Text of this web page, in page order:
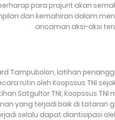
para prajurit akan
dan kemahiran dalam
ancaman aksi-aksi
Tampubolon, latihan
rutin oleh Koopssus TNI
Satgultor TNI, Koopssus
yang terjadi baik di tataran
selalu dapat diantisipasi